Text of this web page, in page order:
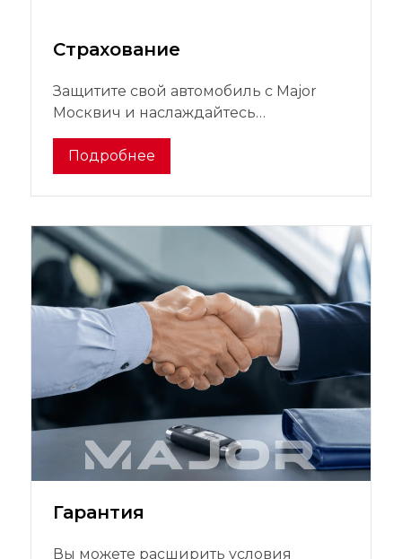
Страхование
Защитите свой автомобиль с Major
Москвич и наслаждайтесь
спокойствием на дороге!
Подробнее
Гарантия
Вы можете расширить условия